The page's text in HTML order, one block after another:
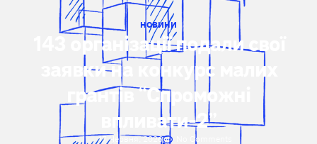
НОВИНИ
143 організації подали свої
заявки на конкурс малих
грантів “Спроможні
впливати-2”
17 Червня, 2026 No Comments